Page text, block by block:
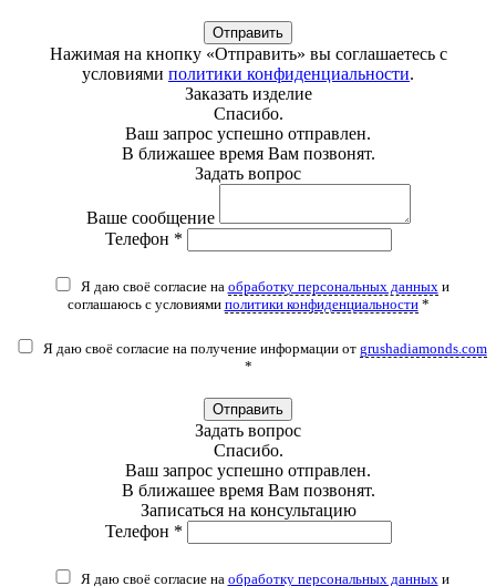
Отправить
Нажимая на кнопку «Отправить» вы соглашаетесь с
условиями политики конфиденциальности.
Заказать изделие
Спасибо.
Ваш запрос успешно отправлен.
В ближашее время Вам позвонят.
Задать вопрос
Ваше сообщение
Телефон *
Я даю своё согласие на обработку персональных данныхи
соглашаюсь с условиями политики конфиденциальности*
Я даю своё согласие на получение информации от grushadiamonds.com
*
Отправить
Задать вопрос
Спасибо.
Ваш запрос успешно отправлен.
В ближашее время Вам позвонят.
Записаться на консультацию
Телефон *
Я даю своё согласие на обработку персональных данныхи